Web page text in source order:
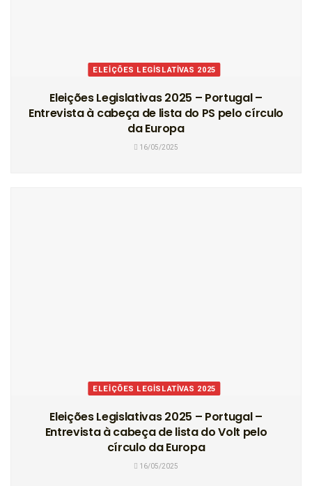
ELEIÇÕES LEGISLATIVAS 2025
Eleições Legislativas 2025 – Portugal –
Entrevista à cabeça de lista do PS pelo círculo
da Europa
16/05/2025
ELEIÇÕES LEGISLATIVAS 2025
Eleições Legislativas 2025 – Portugal –
Entrevista à cabeça de lista do Volt pelo
círculo da Europa
16/05/2025